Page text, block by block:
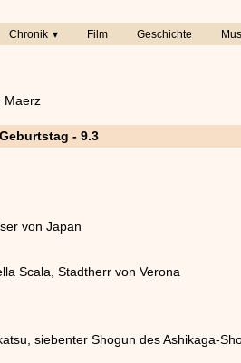
Chronik Film Geschichte
Maerz
- 9.3
von Japan
Scala, Stadtherr von Verona
siebenter Shogun des Ashikaga-